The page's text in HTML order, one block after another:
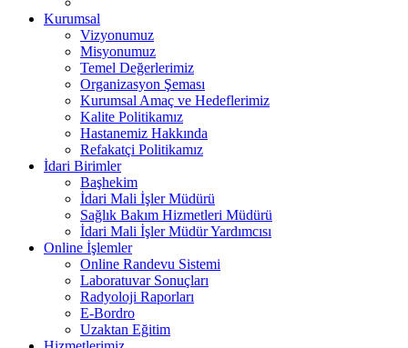
Kurumsal
Vizyonumuz
Misyonumuz
Temel Değerlerimiz
Organizasyon Şeması
Kurumsal Amaç ve Hedeflerimiz
Kalite Politikamız
Hastanemiz Hakkında
Refakatçi Politikamız
İdari Birimler
Başhekim
İdari Mali İşler Müdürü
Sağlık Bakım Hizmetleri Müdürü
İdari Mali İşler Müdür Yardımcısı
Online İşlemler
Online Randevu Sistemi
Laboratuvar Sonuçları
Radyoloji Raporları
E-Bordro
Uzaktan Eğitim